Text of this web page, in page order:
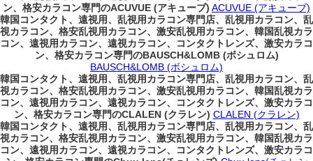
ン、格安カラコン専門のACUVUE (アキューブ) ACUVUE (アキューブ)
韓国コンタクト、遠視用、乱視用カラコン専門店、乱視用カラコン、乱
視カラコン、格安乱視用カラコン、激安乱視用カラコン、韓国乱視カラ
コン、遠視用カラコン、遠視カラコン、コンタクトレンズ、激安カラコ
ン、格安カラコン専門のBAUSCH&LOMB (ボシュロム)
BAUSCH&LOMB (ボシュロム)
韓国コンタクト、遠視用、乱視用カラコン専門店、乱視用カラコン、乱
視カラコン、格安乱視用カラコン、激安乱視用カラコン、韓国乱視カラ
コン、遠視用カラコン、遠視カラコン、コンタクトレンズ、激安カラコ
ン、格安カラコン専門のCLALEN (クラレン) CLALEN (クラレン)
韓国コンタクト、遠視用、乱視用カラコン専門店、乱視用カラコン、乱
視カラコン、格安乱視用カラコン、激安乱視用カラコン、韓国乱視カラ
コン、遠視用カラコン、遠視カラコン、コンタクトレンズ、激安カラコ